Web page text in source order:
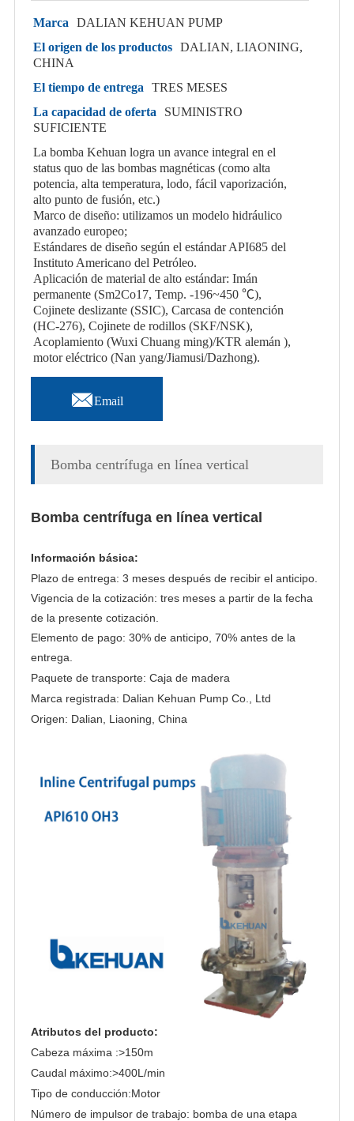
Marca
DALIAN KEHUAN PUMP
El origen de los productos DALIAN, LIAONING,
CHINA
El tiempo de entrega
TRES MESES
La capacidad de oferta
SUMINISTRO
SUFICIENTE
La bomba Kehuan logra un avance integral en el
status quo de las bombas magnéticas (como alta
potencia, alta temperatura, lodo, fácil vaporización,
alto punto de fusión, etc.)
Marco de diseño: utilizamos un modelo hidráulico
avanzado europeo;
Estándares de diseño según el estándar API685 del
Instituto Americano del Petróleo.
Aplicación de material de alto estándar: Imán
permanente (Sm2Co17, Temp. -196~450 ℃),
Cojinete deslizante (SSIC), Carcasa de contención
(HC-276), Cojinete de rodillos (SKF/NSK),
Acoplamiento (Wuxi Chuang ming)/KTR alemán ),
motor eléctrico (Nan yang/Jiamusi/Dazhong).
Email
Bomba centrífuga en línea vertical
Bomba centrífuga en línea vertical
Información básica:
Plazo de entrega: 3 meses después de recibir el anticipo.
Vigencia de la cotización: tres meses a partir de la fecha
de la presente cotización.
Elemento de pago: 30% de anticipo, 70% antes de la
entrega.
Paquete de transporte: Caja de madera
Marca registrada: Dalian Kehuan Pump Co., Ltd
Origen: Dalian, Liaoning, China
Atributos del producto:
Cabeza máxima :>150m
Caudal máximo:>400L/min
Tipo de conducción:Motor
Número de impulsor de trabajo: bomba de una etapa